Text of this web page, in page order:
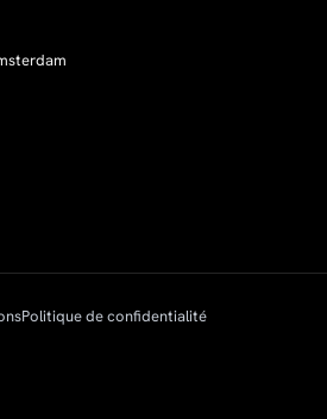
Politique de confidentialité